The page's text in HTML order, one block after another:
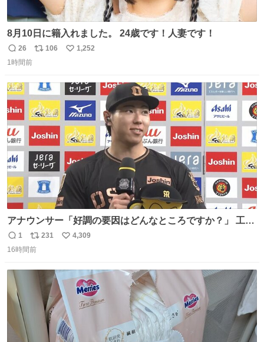
8月10日に籍入れました。 24歳です！人妻です！
返
信
26
リ
ト
数
106
い
数
1,252
1時間前
アナウンサー「好調の要因はどんなところですか？」 工藤
「え〜、、、要因、、、」 阪神ファン「ﾌｧﾝﾉｵｶｹﾞｰ!」 工藤
「ファンのおかげですっ！😎」 阪神ファンやっぱりオモロ
返
信
1
リ
ポ
231
い
数
4,309
16時間前